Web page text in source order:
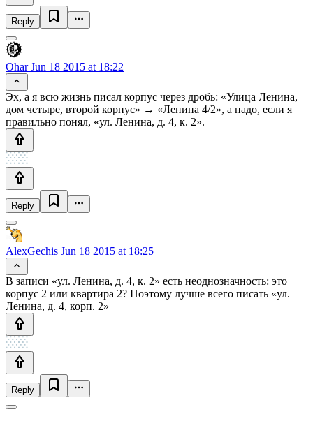
Reply
OharJun 18 2015 at 18:22
Эх, а я всю жизнь писал корпус через дробь: «Улица Ленина,
дом четыре, второй корпус» → «Ленина 4/2», а надо, если я
правильно понял, «ул. Ленина, д. 4, к. 2».
Reply
AlexGechis Jun 18 2015 at 18:25
В записи «ул. Ленина, д. 4, к. 2» есть неоднозначность: это
корпус 2 или квартира 2? Поэтому лучше всего писать «ул.
Ленина, д. 4, корп. 2»
Reply